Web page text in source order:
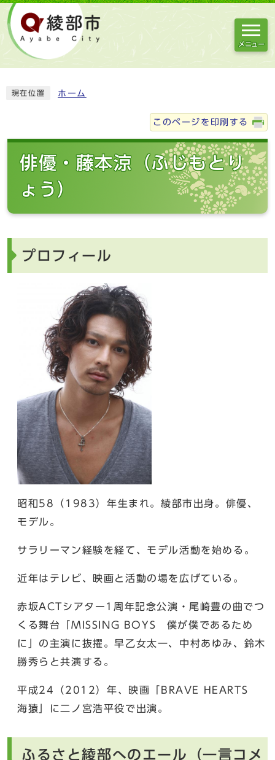
メニュー
現在位置 ホーム
このページを印刷する
俳優・藤本涼（ふじもとり
ょう）
プロフィール
昭和58（1983）年生まれ。綾部市出身。俳優、
モデル。
サラリーマン経験を経て、モデル活動を始める。
近年はテレビ、映画と活動の場を広げている。
赤坂ACTシアター1周年記念公演・尾崎豊の曲でつ
くる舞台「MISSING BOYS 僕が僕であるため
に」の主演に抜擢。早乙女太一、中村あゆみ、鈴木
勝秀らと共演する。
平成24（2012）年、映画「BRAVE HEARTS
海猿」に二ノ宮浩平役で出演。
ふるさと綾部へのエール（一言コメ